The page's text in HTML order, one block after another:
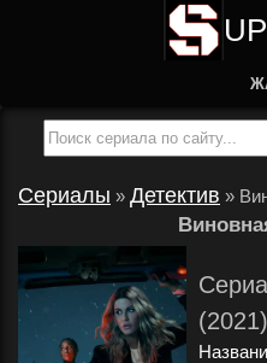
Сериалы » Детектив »
(2021)